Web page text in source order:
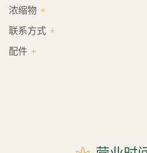
浓缩物
联系方式
配件